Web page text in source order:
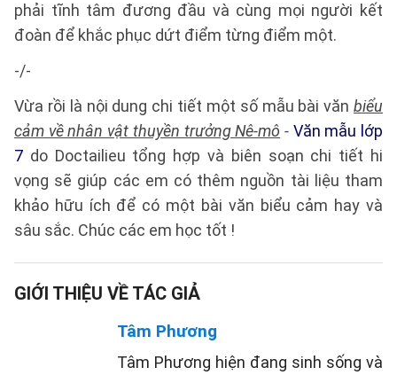
phải tĩnh tâm đương đầu và cùng mọi người kết
đoàn để khắc phục dứt điểm từng điểm một.
-/-
Vừa rồi là nội dung chi tiết một số mẫu bài văn biểu
cảm về nhân vật thuyền trưởng Nê-mô - Văn mẫu lớp
7 do Doctailieu tổng hợp và biên soạn chi tiết hi
vọng sẽ giúp các em có thêm nguồn tài liệu tham
khảo hữu ích để có một bài văn biểu cảm hay và
sâu sắc. Chúc các em học tốt !
GIỚI THIỆU VỀ TÁC GIẢ
Tâm Phương
Tâm Phương hiện đang sinh sống và